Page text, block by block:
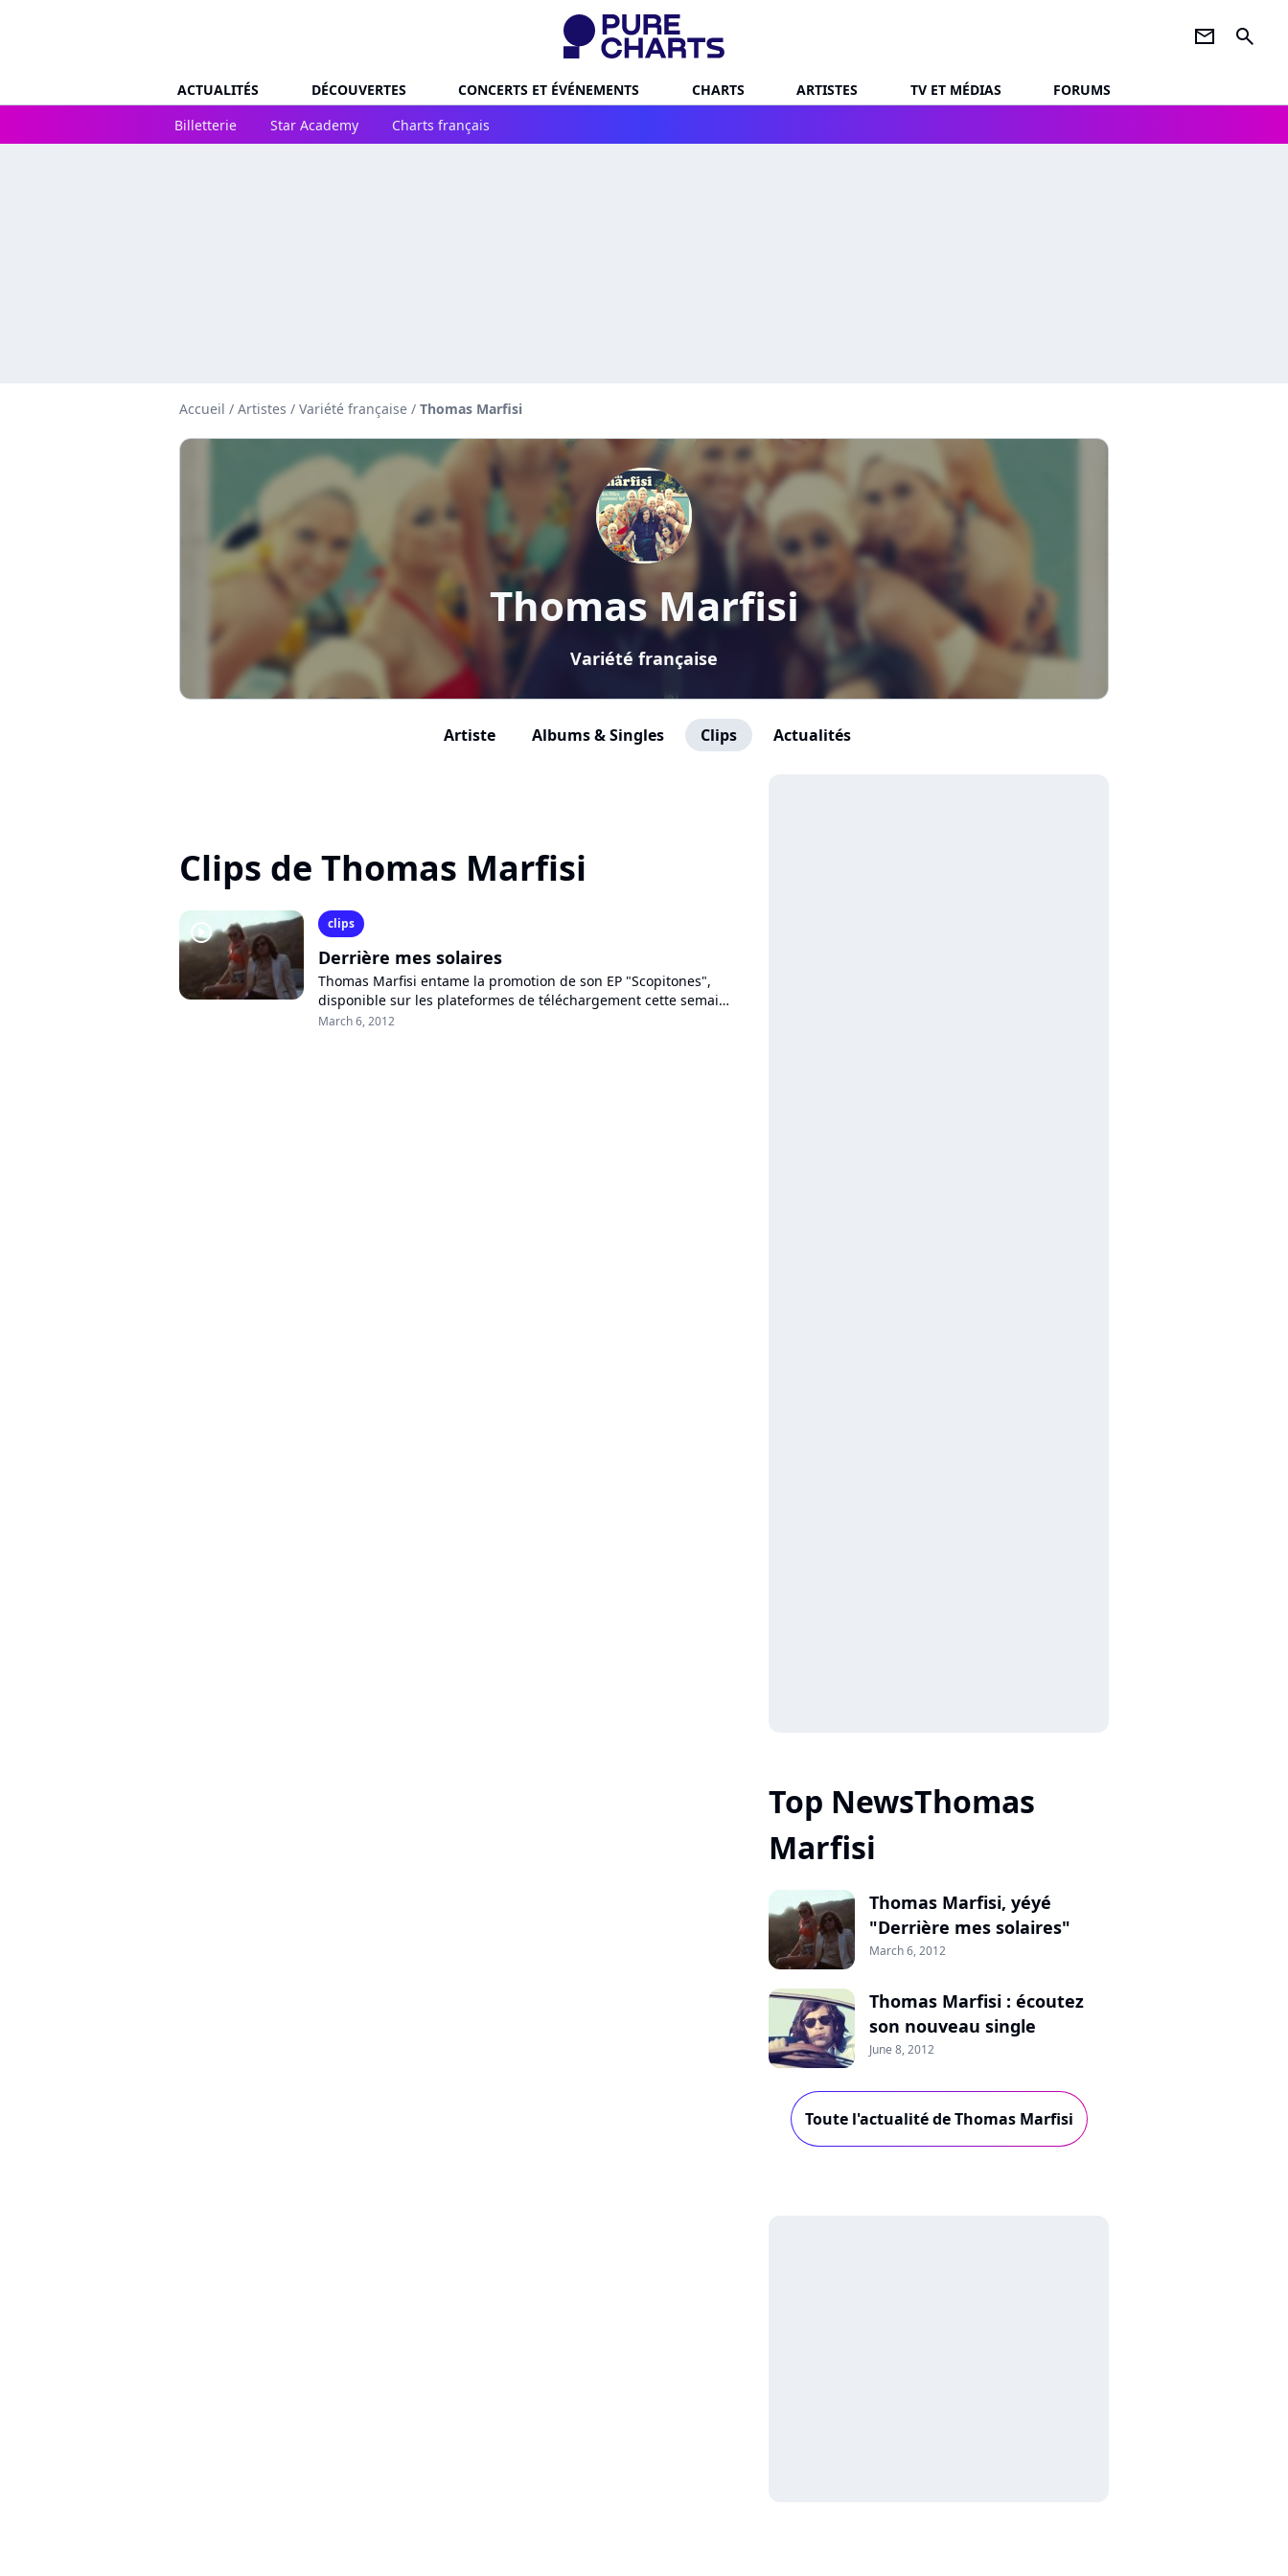
newsletter search
ACTUALITÉS DÉCOUVERTES CONCERTS ET ÉVÉNEMENTS CHARTS ARTISTES TV ET MÉDIAS
FORUMS
Billetterie
Star Academy Charts français
Accueil / Artistes / Variété française / Thomas Marfisi
Thomas Marfisi
Variété française
Artiste Albums & Singles Clips Actualités
Clips de Thomas Marfisi
player2 clips
Derrière mes solaires
Thomas Marfisi entame la promotion de son EP "Scopitones",
disponible sur les plateformes de téléchargement cette semaine
et notamment promu par le single...
March 6, 2012
Top NewsThomas
Marfisi
Thomas Marfisi, yéyé
"Derrière mes solaires"
March 6, 2012
Thomas Marfisi : écoutez
son nouveau single
June 8, 2012
Toute l'actualité de Thomas Marfisi